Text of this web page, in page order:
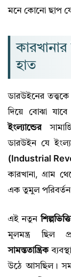
মনে কোনো ছাপ
হাত
ডারউইনের তত্ত্বকে
দিয়ে বোঝা
ইংল্যান্ডের
ডারউইন যে
(Industrial
কারখানা, গ্রাম
এক তুমুল
এই নতুন
মূলমন্ত্র ছিল
সামন্ততান্ত্রিক
উঠে আসছিল।